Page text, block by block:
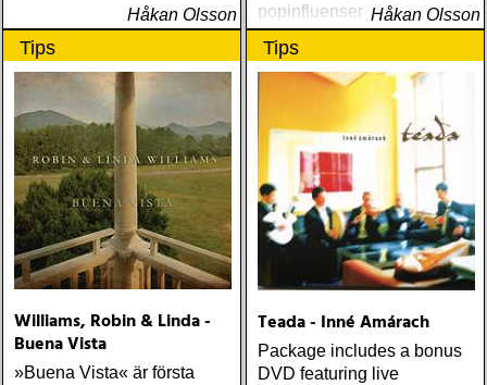
Levon Helm Live At The
Ryman (Vanguard) Kjell
Gustavsson and the
Rhythm 'n' Blues Orchestra
The Boogie Boys (KG
Music Production) Nick
Lowe The Old Magic
(Proper) Tom Waits Bad As
Me (Anti) Chip Taylor w
Paal Flaata & Ida Jenshus
On This Darkest Day
Håkan Olsson
popinfluenser igenom och
resultatet blir ett av hans
starkaste album någonsin.
Håkan Olsson
Tips
Williams, Robin & Linda -
Buena Vista
»Buena Vista« är första
Tips
Teada - Inné Amárach
Package includes a bonus
DVD featuring live